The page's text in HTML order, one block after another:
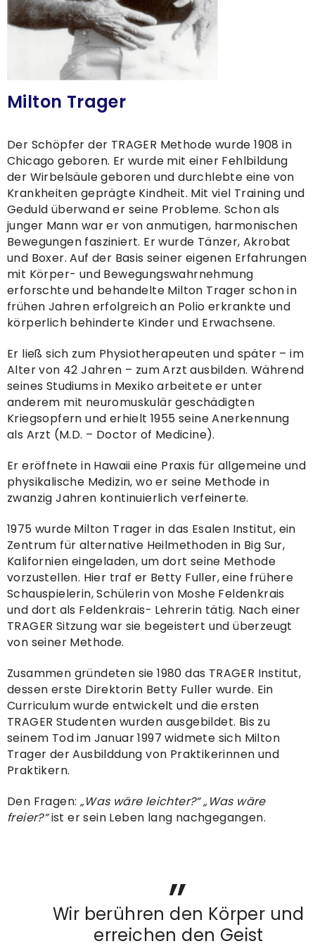
Milton Trager
Der Schöpfer der TRAGER Methode wurde 1908 in
Chicago geboren. Er wurde mit einer Fehlbildung
der Wirbelsäule geboren und durchlebte eine von
Krankheiten geprägte Kindheit. Mit viel Training und
Geduld überwand er seine Probleme. Schon als
junger Mann war er von anmutigen, harmonischen
Bewegungen fasziniert. Er wurde Tänzer, Akrobat
und Boxer. Auf der Basis seiner eigenen Erfahrungen
mit Körper- und Bewegungswahrnehmung
erforschte und behandelte Milton Trager schon in
frühen Jahren erfolgreich an Polio erkrankte und
körperlich behinderte Kinder und Erwachsene.
Er ließ sich zum Physiotherapeuten und später – im
Alter von 42 Jahren – zum Arzt ausbilden. Während
seines Studiums in Mexiko arbeitete er unter
anderem mit neuromuskulär geschädigten
Kriegsopfern und erhielt 1955 seine Anerkennung
als Arzt (M.D. – Doctor of Medicine).
Er eröffnete in Hawaii eine Praxis für allgemeine und
physikalische Medizin, wo er seine Methode in
zwanzig Jahren kontinuierlich verfeinerte.
1975 wurde Milton Trager in das Esalen Institut, ein
Zentrum für alternative Heilmethoden in Big Sur,
Kalifornien eingeladen, um dort seine Methode
vorzustellen. Hier traf er Betty Fuller, eine frühere
Schauspielerin, Schülerin von Moshe Feldenkrais
und dort als Feldenkrais- Lehrerin tätig. Nach einer
TRAGER Sitzung war sie begeistert und überzeugt
von seiner Methode.
Zusammen gründeten sie 1980 das TRAGER Institut,
dessen erste Direktorin Betty Fuller wurde. Ein
Curriculum wurde entwickelt und die ersten
TRAGER Studenten wurden ausgebildet. Bis zu
seinem Tod im Januar 1997 widmete sich Milton
Trager der Ausbilddung von Praktikerinnen und
Praktikern.
Den Fragen: „Was wäre leichter?“ „Was wäre
freier?“ist er sein Leben lang nachgegangen.
Wir berühren den Körper und
erreichen den Geist